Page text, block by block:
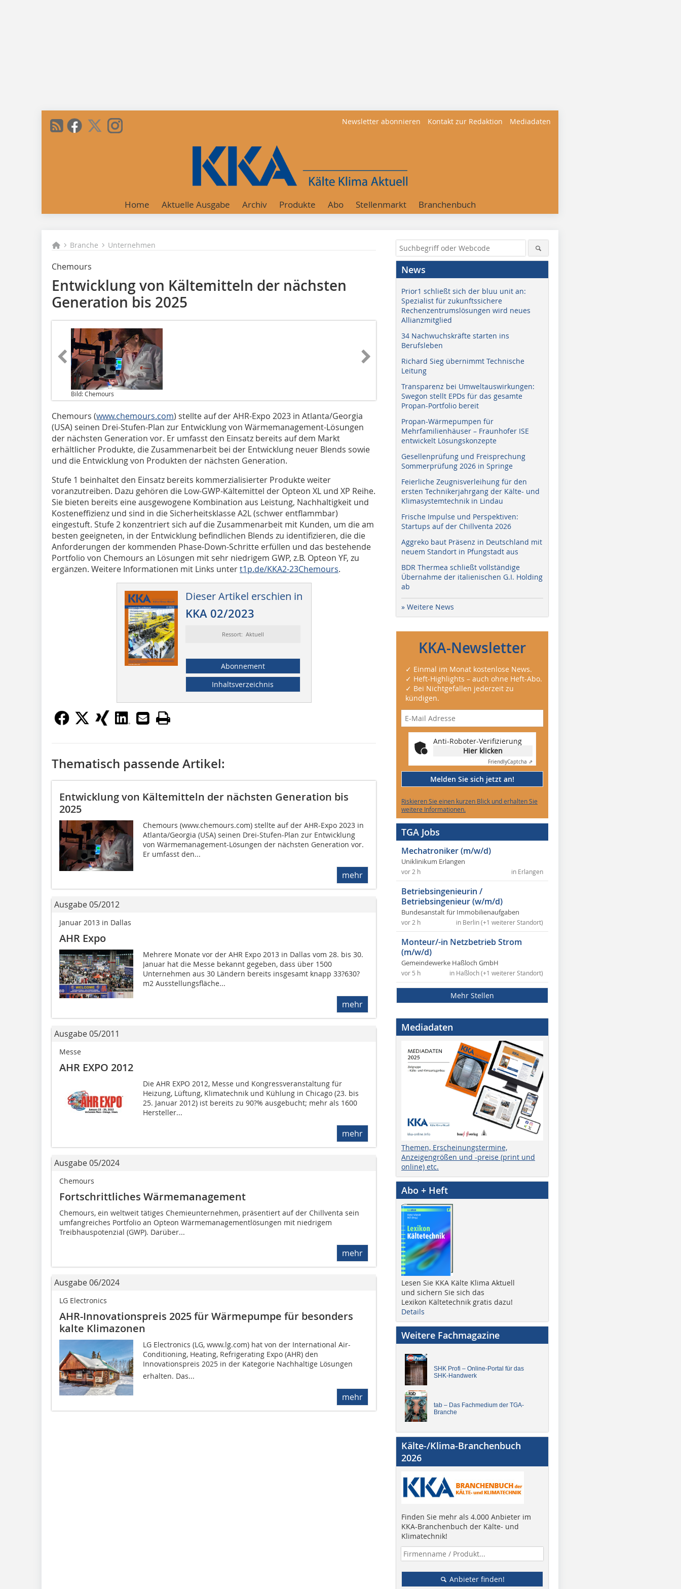
Newsletter abonnieren Kontakt zur Redaktion Mediadaten
Home Aktuelle Ausgabe Archiv Produkte Abo Stellenmarkt Branchenbuch
Branche Unternehmen
Chemours
Entwicklung von Kältemitteln der nächsten
Generation bis 2025
Bild: Chemours
Chemours (www.chemours.com) stellte auf der AHR-Expo 2023 in Atlanta/Georgia
(USA) seinen Drei-Stufen-Plan zur Entwicklung von Wärmemanagement-Lösungen
der nächsten Generation vor. Er umfasst den Einsatz bereits auf dem Markt
erhältlicher Produkte, die Zusammenarbeit bei der Entwicklung neuer Blends sowie
und die Entwicklung von Produkten der nächsten Generation.
Stufe 1 beinhaltet den Einsatz bereits kommerzialisierter Produkte weiter
voranzutreiben. Dazu gehören die Low-GWP-Kältemittel der Opteon XL und XP Reihe.
Sie bieten bereits eine ausgewogene Kombination aus Leistung, Nachhaltigkeit und
Kosteneffizienz und sind in die Sicherheitsklasse A2L (schwer entflammbar)
eingestuft. Stufe 2 konzentriert sich auf die Zusammenarbeit mit Kunden, um die am
besten geeigneten, in der Entwicklung befindlichen Blends zu identifizieren, die die
Anforderungen der kommenden Phase-Down-Schritte erfüllen und das bestehende
Portfolio von Chemours an Lösungen mit sehr niedrigem GWP, z.B. Opteon YF, zu
ergänzen. Weitere Informationen mit Links untert1p.de/KKA2-23Chemours.
Dieser Artikel erschien in
KKA 02/2023
Ressort: Aktuell
Abonnement
Inhaltsverzeichnis
Thematisch passende Artikel:
Entwicklung von Kältemitteln der nächsten Generation bis
2025
Chemours (www.chemours.com) stellte auf der AHR-Expo 2023 in
Atlanta/Georgia (USA) seinen Drei-Stufen-Plan zur Entwicklung
von Wärmemanagement-Lösungen der nächsten Generation vor.
Er umfasst den...
mehr
Ausgabe 05/2012
Januar 2013 in Dallas
AHR Expo
Mehrere Monate vor der AHR Expo 2013 in Dallas vom 28. bis 30.
Januar hat die Messe bekannt gegeben, dass über 1500
Unternehmen aus 30 Ländern bereits insgesamt knapp 33?630?
m2 Ausstellungsfläche...
mehr
Ausgabe 05/2011
Messe
AHR EXPO 2012
Die AHR EXPO 2012, Messe und Kongressveranstaltung für
Heizung, Lüftung, Klimatechnik und Kühlung in Chicago (23. bis
25. Januar 2012) ist bereits zu 90?% ausgebucht; mehr als 1600
Hersteller...
mehr
Ausgabe 05/2024
Chemours
Fortschrittliches Wärmemanagement
Chemours, ein weltweit tätiges Chemieunternehmen, präsentiert auf der Chillventa sein
umfangreiches Portfolio an Opteon Wärmemanagementlösungen mit niedrigem
Treibhauspotenzial (GWP). Darüber...
mehr
Ausgabe 06/2024
LG Electronics
AHR-Innovationspreis 2025 für Wärme­pumpe für besonders
kalte Klimazonen
LG Electronics (LG, www.lg.com) hat von der International Air-
Conditioning, Heating, Refrigerating Expo (AHR) den
Innovationspreis 2025 in der Kategorie Nachhaltige Lösungen
erhalten. Das...
mehr
News
Prior1 schließt sich der bluu unit an:
Spezialist für zukunftssichere
Rechenzentrumslösungen wird neues
Allianzmitglied
34 Nachwuchskräfte starten ins
Berufsleben
Richard Sieg übernimmt Technische
Leitung
Transparenz bei Umweltauswirkungen:
Swegon stellt EPDs für das gesamte
Propan-Portfolio bereit
Propan-Wärmepumpen für
Mehrfamilienhäuser – Fraunhofer ISE
entwickelt Lösungskonzepte
Gesellenprüfung und Freisprechung
Sommerprüfung 2026 in Springe
Feierliche Zeugnisverleihung für den
ersten Technikerjahrgang der Kälte- und
Klimasystemtechnik in Lindau
Frische Impulse und Perspektiven:
Startups auf der Chillventa 2026
Aggreko baut Präsenz in Deutschland mit
neuem Standort in Pfungstadt aus
BDR Thermea schließt vollständige
Übernahme der italienischen G.I. Holding
ab
» Weitere News
KKA-Newsletter
✓ Einmal im Monat kostenlose News.
✓ Heft-Highlights – auch ohne Heft-Abo.
✓ Bei Nichtgefallen jederzeit zu
kündigen.
Anti-Roboter-Verifizierung
Hier klicken
FriendlyCaptcha ⇗
Melden Sie sich jetzt an!
Riskieren Sie einen kurzen Blick und erhalten Sie
weitere Informationen.
TGA Jobs
Mechatroniker (m/w/d)
Uniklinikum Erlangen
in Erlangen
vor 2 h
Betriebsingenieurin /
Betriebsingenieur (w/m/d)
Bundesanstalt für Immobilienaufgaben
in Berlin (+1 weiterer Standort)
vor 2 h
Monteur/-in Netzbetrieb Strom
(m/w/d)
Gemeindewerke Haßloch GmbH
in Haßloch (+1 weiterer Standort)
vor 5 h
Mehr Stellen
Mediadaten
Themen, Erscheinungstermine,
Anzeigengrößen und -preise (print und
online) etc.
Abo + Heft
Lesen Sie KKA Kälte Klima Aktuell
und sichern Sie sich das
Lexikon Kältetechnik gratis dazu!
Details
Weitere Fachmagazine
SHK Profi – Online-Portal für das
SHK-Handwerk
tab – Das Fachmedium der TGA-
Branche
Kälte-/Klima-Branchenbuch
2026
Finden Sie mehr als 4.000 Anbieter im
KKA-Branchenbuch der Kälte- und
Klimatechnik!
Anbieter finden!